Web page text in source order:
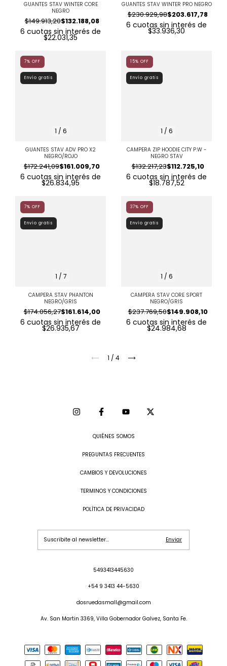
GUANTES STAV WINTER CORE
NEGRO
$132.188,08
$149.913,20
6 cuotas sin interés de
$22.031,35
GUANTES STAV WINTER PRO NEGRO
$203.617,78
$230.929,98
6 cuotas sin interés de
$33.936,30
1 / 6
7% OFF
Envío gratis
GUANTES STAV ADV PRO X2
NEGRO/ROJO
$161.009,70
$172.241,09
6 cuotas sin interés de
$26.834,95
1 / 6
15% OFF
Envío gratis
CAMPERA ZIP HOODIE CITY P.W -
NEGRO STAV
$112.725,10
$132.217,23
6 cuotas sin interés de
$18.787,52
1 / 7
7% OFF
Envío gratis
CAMPERA STAV PHANTON
NEGRO/GRIS
$161.614,00
$174.056,27
6 cuotas sin interés de
$26.935,67
1 / 6
37% OFF
Envío gratis
CAMPERA STAV CORE SPORT
NEGRO/GRIS
$149.908,10
$237.769,50
6 cuotas sin interés de
$24.984,68
1 / 4
QUIÉNES SOMOS
PREGUNTAS FRECUENTES
CAMBIOS Y DEVOLUCIONES
TERMINOS Y CONDICIONES
POLÍTICA DE PRIVACIDAD
5493413445630
+54 9 3413 44-5630
dosruedasmall@gmail.com
Av. San Martin 3369, Villa Gobernador Galvez, Santa Fe.